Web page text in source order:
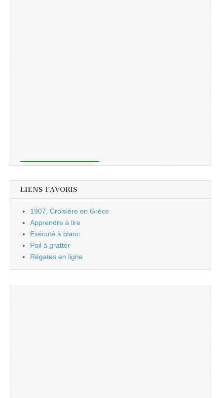
LIENS FAVORIS
1907, Croisière en Grèce
Apprendre à lire
Exécuté à blanc
Poil à gratter
Régates en ligne